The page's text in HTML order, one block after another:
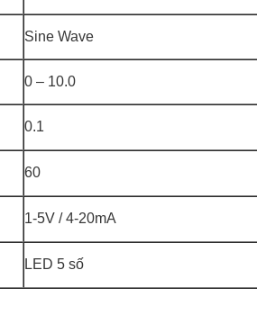
Sine Wave
0 – 10.0
0.1
60
1-5V / 4-20mA
LED 5 số